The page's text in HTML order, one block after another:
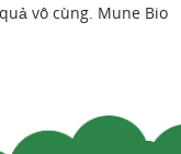
vô cùng. Mune Bio